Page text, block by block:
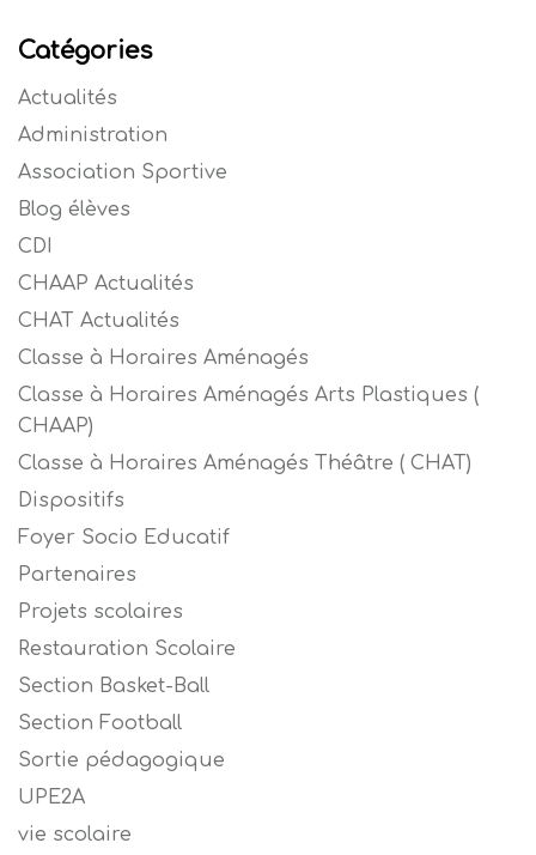
Catégories
Actualités
Administration
Association Sportive
Blog élèves
CDI
CHAAP Actualités
CHAT Actualités
Classe à Horaires Aménagés
Classe à Horaires Aménagés Arts Plastiques (
CHAAP)
Classe à Horaires Aménagés Théâtre ( CHAT)
Dispositifs
Foyer Socio Educatif
Partenaires
Projets scolaires
Restauration Scolaire
Section Basket-Ball
Section Football
Sortie pédagogique
UPE2A
vie scolaire